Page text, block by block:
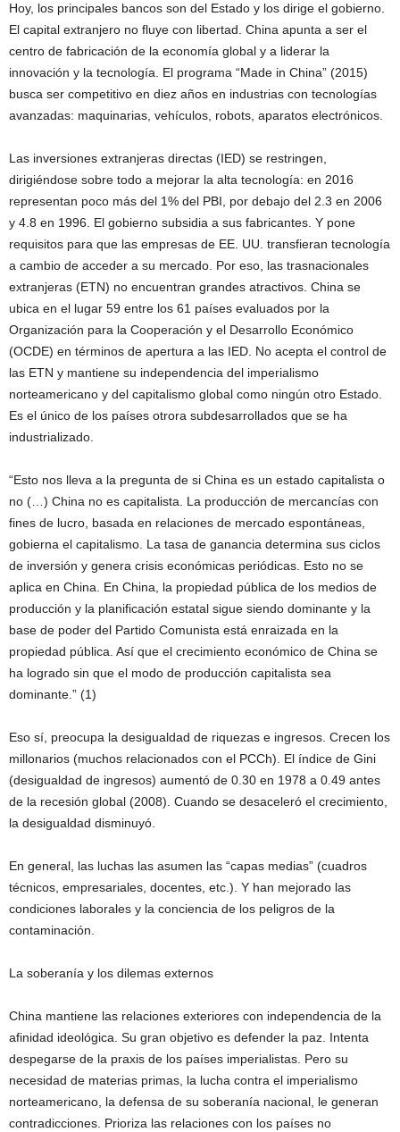
Hoy, los principales bancos son del Estado y los dirige el gobierno.
El capital extranjero no fluye con libertad. China apunta a ser el
centro de fabricación de la economía global y a liderar la
innovación y la tecnología. El programa “Made in China” (2015)
busca ser competitivo en diez años en industrias con tecnologías
avanzadas: maquinarias, vehículos, robots, aparatos electrónicos.
Las inversiones extranjeras directas (IED) se restringen,
dirigiéndose sobre todo a mejorar la alta tecnología: en 2016
representan poco más del 1% del PBI, por debajo del 2.3 en 2006
y 4.8 en 1996. El gobierno subsidia a sus fabricantes. Y pone
requisitos para que las empresas de EE. UU. transfieran tecnología
a cambio de acceder a su mercado. Por eso, las trasnacionales
extranjeras (ETN) no encuentran grandes atractivos. China se
ubica en el lugar 59 entre los 61 países evaluados por la
Organización para la Cooperación y el Desarrollo Económico
(OCDE) en términos de apertura a las IED. No acepta el control de
las ETN y mantiene su independencia del imperialismo
norteamericano y del capitalismo global como ningún otro Estado.
Es el único de los países otrora subdesarrollados que se ha
industrializado.
“Esto nos lleva a la pregunta de si China es un estado capitalista o
no (…) China no es capitalista. La producción de mercancías con
fines de lucro, basada en relaciones de mercado espontáneas,
gobierna el capitalismo. La tasa de ganancia determina sus ciclos
de inversión y genera crisis económicas periódicas. Esto no se
aplica en China. En China, la propiedad pública de los medios de
producción y la planificación estatal sigue siendo dominante y la
base de poder del Partido Comunista está enraizada en la
propiedad pública. Así que el crecimiento económico de China se
ha logrado sin que el modo de producción capitalista sea
dominante.” (1)
Eso sí, preocupa la desigualdad de riquezas e ingresos. Crecen los
millonarios (muchos relacionados con el PCCh). El índice de Gini
(desigualdad de ingresos) aumentó de 0.30 en 1978 a 0.49 antes
de la recesión global (2008). Cuando se desaceleró el crecimiento,
la desigualdad disminuyó.
En general, las luchas las asumen las “capas medias” (cuadros
técnicos, empresariales, docentes, etc.). Y han mejorado las
condiciones laborales y la conciencia de los peligros de la
contaminación.
La soberanía y los dilemas externos
China mantiene las relaciones exteriores con independencia de la
afinidad ideológica. Su gran objetivo es defender la paz. Intenta
despegarse de la praxis de los países imperialistas. Pero su
necesidad de materias primas, la lucha contra el imperialismo
norteamericano, la defensa de su soberanía nacional, le generan
contradicciones. Prioriza las relaciones con los países no